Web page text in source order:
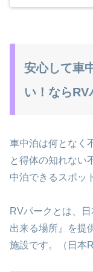
安心して車
い！なら
車中泊は何となく
と得体の知れない
中泊できるスポッ
RVパークとは、
出来る場所』を提
施設です。（日本